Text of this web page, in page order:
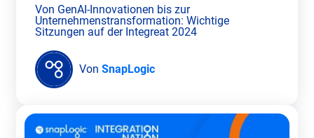
Von GenAI-Innovationen bis zur
Unternehmenstransformation: Wichtige
Sitzungen auf der Integreat 2024
Von SnapLogic